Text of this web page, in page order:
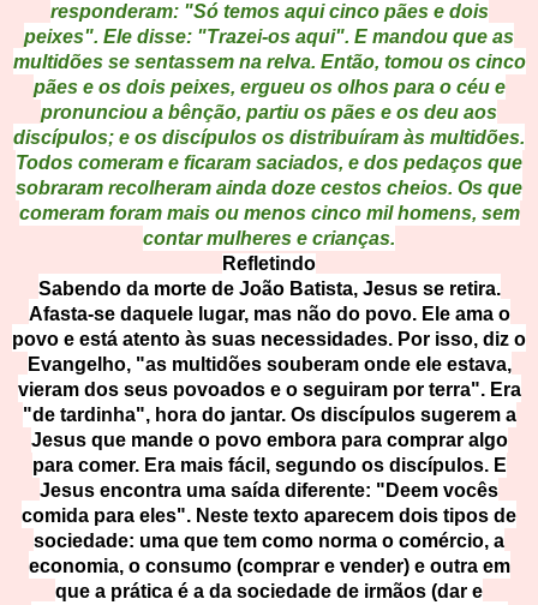
responderam: "Só temos aqui cinco pães e dois
peixes". Ele disse: "Trazei-os aqui". E mandou que as
multidões se sentassem na relva. Então, tomou os cinco
pães e os dois peixes, ergueu os olhos para o céu e
pronunciou a bênção, partiu os pães e os deu aos
discípulos; e os discípulos os distribuíram às multidões.
Todos comeram e ficaram saciados, e dos pedaços que
sobraram recolheram ainda doze cestos cheios. Os que
comeram foram mais ou menos cinco mil homens, sem
contar mulheres e crianças.
Refletindo
Sabendo da morte de João Batista, Jesus se retira.
Afasta-se daquele lugar, mas não do povo. Ele ama o
povo e está atento às suas necessidades. Por isso, diz o
Evangelho, "as multidões souberam onde ele estava,
vieram dos seus povoados e o seguiram por terra". Era
"de tardinha", hora do jantar. Os discípulos sugerem a
Jesus que mande o povo embora para comprar algo
para comer. Era mais fácil, segundo os discípulos. E
Jesus encontra uma saída diferente: "Deem vocês
comida para eles". Neste texto aparecem dois tipos de
sociedade: uma que tem como norma o comércio, a
economia, o consumo (comprar e vender) e outra em
que a prática é a da sociedade de irmãos (dar e